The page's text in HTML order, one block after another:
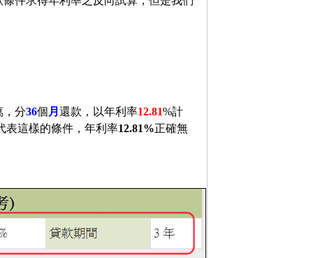
，分36個 月 還款，以年利率12.81%計
表這樣的條件，年利率12.81%正確無